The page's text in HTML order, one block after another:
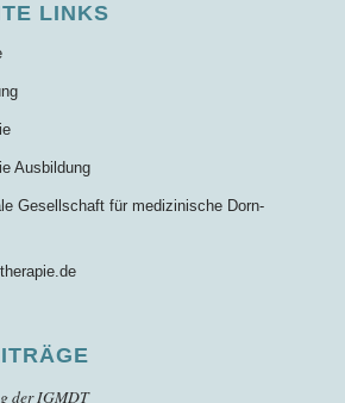
LINKS
Ausbildung
Gesellschaft für medizinische Dorn-
der IGMDT